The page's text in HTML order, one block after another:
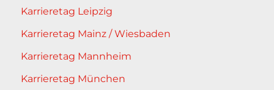
Karrieretag Leipzig
Karrieretag Mainz / Wiesbaden
Karrieretag Mannheim
Karrieretag München